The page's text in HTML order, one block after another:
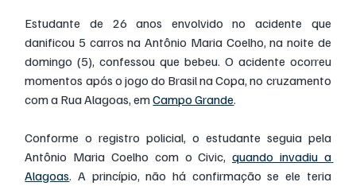
Estudante de 26 anos envolvido no acidente que
danificou 5 carros na Antônio Maria Coelho, na noite de
domingo (5), confessou que bebeu. O acidente ocorreu
momentos após o jogo do Brasil na Copa, no cruzamento
com a Rua Alagoas, em Campo Grande.
Conforme o registro policial, o estudante seguia pela
Antônio Maria Coelho com o Civic, quando invadiu a
Alagoas. A princípio, não há confirmação se ele teria